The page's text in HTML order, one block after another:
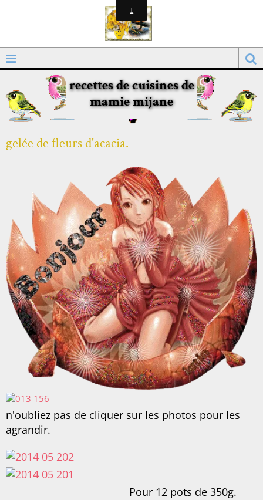
recettes de cuisines de
mamie mijane
gelée de fleurs d'acacia.
n'oubliez pas de cliquer sur les photos pour les
agrandir.
Pour 12 pots de 350g.